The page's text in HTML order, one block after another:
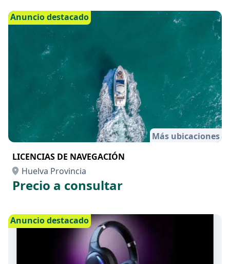
Anuncio destacado
Más ubicaciones
LICENCIAS DE NAVEGACIÓN
Huelva Provincia
Precio a consultar
Anuncio destacado